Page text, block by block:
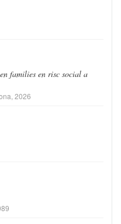
families en risc social a
, 2026